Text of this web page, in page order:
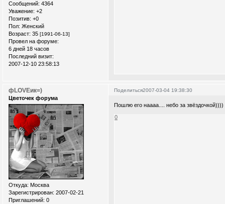
Сообщений: 4364
Уважение: +2
Позитив: +0
Пол: Женский
Возраст: 35 [1991-06-13]
Провел на форуме:
6 дней 18 часов
Последний визит:
2007-12-10 23:58:13
Поделиться2007-03-04 19:38:30
фLOVEик=)
Цветочек форума
Откуда: Москва
Зарегистрирован: 2007-02-21
Приглашений: 0
Пошлю его наааа.... небо за звёздочкой))))
0